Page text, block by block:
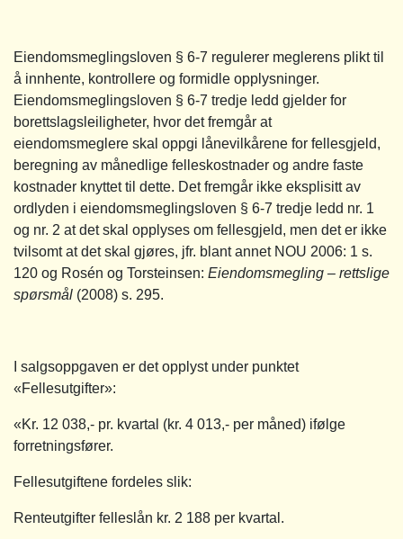
Eiendomsmeglingsloven § 6-7 regulerer meglerens plikt til
å innhente, kontrollere og formidle opplysninger.
Eiendomsmeglingsloven § 6-7 tredje ledd gjelder for
borettslagsleiligheter, hvor det fremgår at
eiendomsmeglere skal oppgi lånevilkårene for fellesgjeld,
beregning av månedlige felleskostnader og andre faste
kostnader knyttet til dette. Det fremgår ikke eksplisitt av
ordlyden i eiendomsmeglingsloven § 6-7 tredje ledd nr. 1
og nr. 2 at det skal opplyses om fellesgjeld, men det er ikke
tvilsomt at det skal gjøres, jfr. blant annet NOU 2006: 1 s.
120 og Rosén og Torsteinsen: Eiendomsmegling – rettslige
spørsmål (2008) s. 295.
I salgsoppgaven er det opplyst under punktet
«Fellesutgifter»:
«Kr. 12 038,- pr. kvartal (kr. 4 013,- per måned) ifølge
forretningsfører.
Fellesutgiftene fordeles slik:
Renteutgifter felleslån kr. 2 188 per kvartal.